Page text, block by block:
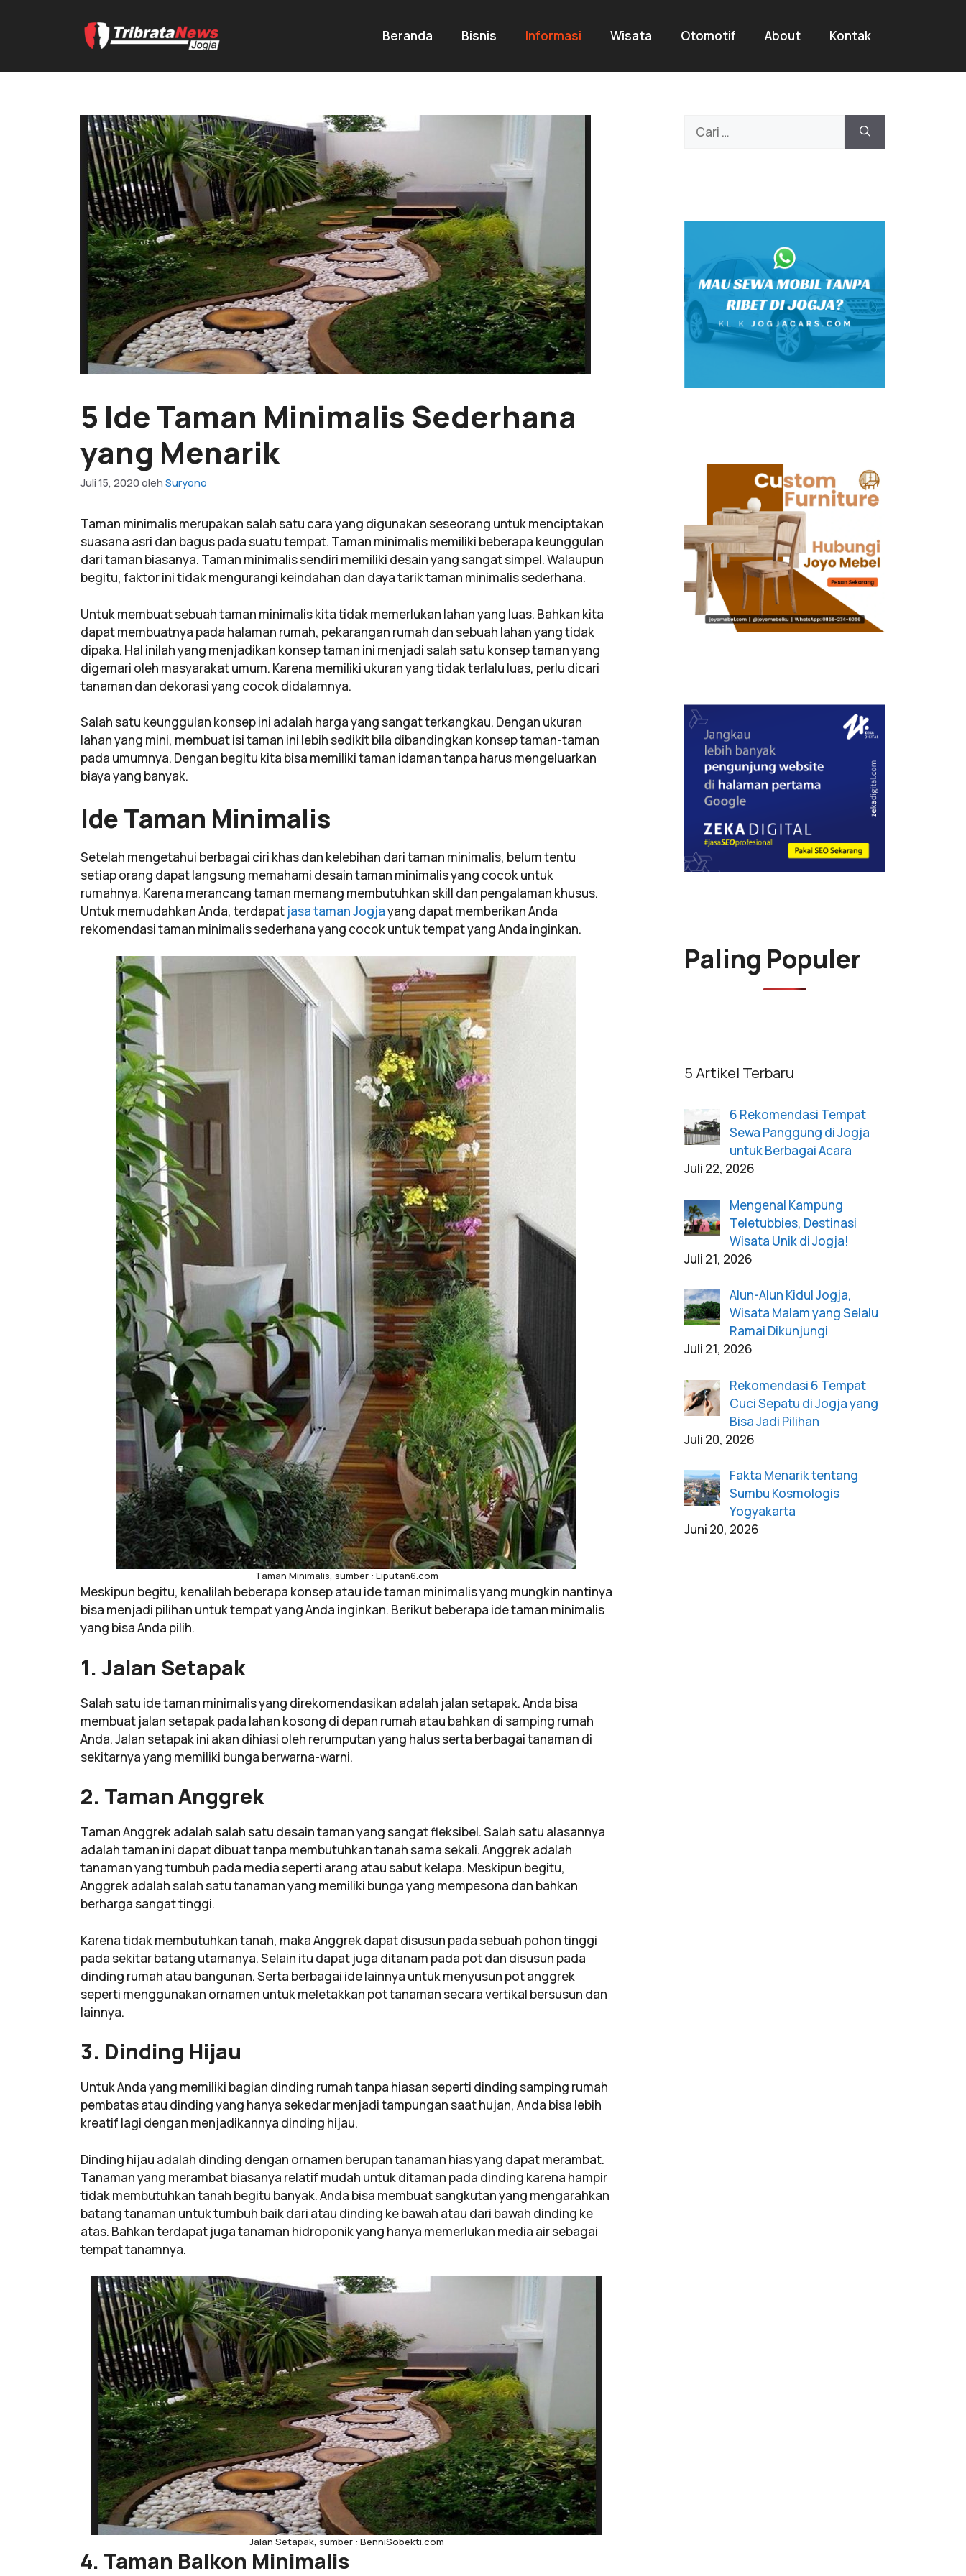
Beranda Bisnis Informasi Wisata Otomotif About Kontak
5 Ide Taman Minimalis Sederhana
yang Menarik
Juli 15, 2020 oleh Suryono
Taman minimalis merupakan salah satu cara yang digunakan seseorang untuk menciptakan
suasana asri dan bagus pada suatu tempat. Taman minimalis memiliki beberapa keunggulan
dari taman biasanya. Taman minimalis sendiri memiliki desain yang sangat simpel. Walaupun
begitu, faktor ini tidak mengurangi keindahan dan daya tarik taman minimalis sederhana.
Untuk membuat sebuah taman minimalis kita tidak memerlukan lahan yang luas. Bahkan kita
dapat membuatnya pada halaman rumah, pekarangan rumah dan sebuah lahan yang tidak
dipaka. Hal inilah yang menjadikan konsep taman ini menjadi salah satu konsep taman yang
digemari oleh masyarakat umum. Karena memiliki ukuran yang tidak terlalu luas, perlu dicari
tanaman dan dekorasi yang cocok didalamnya.
Salah satu keunggulan konsep ini adalah harga yang sangat terkangkau. Dengan ukuran
lahan yang mini, membuat isi taman ini lebih sedikit bila dibandingkan konsep taman-taman
pada umumnya. Dengan begitu kita bisa memiliki taman idaman tanpa harus mengeluarkan
biaya yang banyak.
Ide Taman Minimalis
Setelah mengetahui berbagai ciri khas dan kelebihan dari taman minimalis, belum tentu
setiap orang dapat langsung memahami desain taman minimalis yang cocok untuk
rumahnya. Karena merancang taman memang membutuhkan skill dan pengalaman khusus.
Untuk memudahkan Anda, terdapat jasa taman Jogjayang dapat memberikan Anda
rekomendasi taman minimalis sederhana yang cocok untuk tempat yang Anda inginkan.
Taman Minimalis, sumber : Liputan6.com
Meskipun begitu, kenalilah beberapa konsep atau ide taman minimalis yang mungkin nantinya
bisa menjadi pilihan untuk tempat yang Anda inginkan. Berikut beberapa ide taman minimalis
yang bisa Anda pilih.
1. Jalan Setapak
Salah satu ide taman minimalis yang direkomendasikan adalah jalan setapak. Anda bisa
membuat jalan setapak pada lahan kosong di depan rumah atau bahkan di samping rumah
Anda. Jalan setapak ini akan dihiasi oleh rerumputan yang halus serta berbagai tanaman di
sekitarnya yang memiliki bunga berwarna-warni.
2. Taman Anggrek
Taman Anggrek adalah salah satu desain taman yang sangat fleksibel. Salah satu alasannya
adalah taman ini dapat dibuat tanpa membutuhkan tanah sama sekali. Anggrek adalah
tanaman yang tumbuh pada media seperti arang atau sabut kelapa. Meskipun begitu,
Anggrek adalah salah satu tanaman yang memiliki bunga yang mempesona dan bahkan
berharga sangat tinggi.
Karena tidak membutuhkan tanah, maka Anggrek dapat disusun pada sebuah pohon tinggi
pada sekitar batang utamanya. Selain itu dapat juga ditanam pada pot dan disusun pada
dinding rumah atau bangunan. Serta berbagai ide lainnya untuk menyusun pot anggrek
seperti menggunakan ornamen untuk meletakkan pot tanaman secara vertikal bersusun dan
lainnya.
3. Dinding Hijau
Untuk Anda yang memiliki bagian dinding rumah tanpa hiasan seperti dinding samping rumah
pembatas atau dinding yang hanya sekedar menjadi tampungan saat hujan, Anda bisa lebih
kreatif lagi dengan menjadikannya dinding hijau.
Dinding hijau adalah dinding dengan ornamen berupan tanaman hias yang dapat merambat.
Tanaman yang merambat biasanya relatif mudah untuk ditaman pada dinding karena hampir
tidak membutuhkan tanah begitu banyak. Anda bisa membuat sangkutan yang mengarahkan
batang tanaman untuk tumbuh baik dari atau dinding ke bawah atau dari bawah dinding ke
atas. Bahkan terdapat juga tanaman hidroponik yang hanya memerlukan media air sebagai
tempat tanamnya.
Jalan Setapak, sumber : BenniSobekti.com
4. Taman Balkon Minimalis
Paling Populer
5 Artikel Terbaru
6 Rekomendasi Tempat
Sewa Panggung di Jogja
untuk Berbagai Acara
Juli 22, 2026
Mengenal Kampung
Teletubbies, Destinasi
Wisata Unik di Jogja!
Juli 21, 2026
Alun-Alun Kidul Jogja,
Wisata Malam yang Selalu
Ramai Dikunjungi
Juli 21, 2026
Rekomendasi 6 Tempat
Cuci Sepatu di Jogja yang
Bisa Jadi Pilihan
Juli 20, 2026
Fakta Menarik tentang
Sumbu Kosmologis
Yogyakarta
Juni 20, 2026